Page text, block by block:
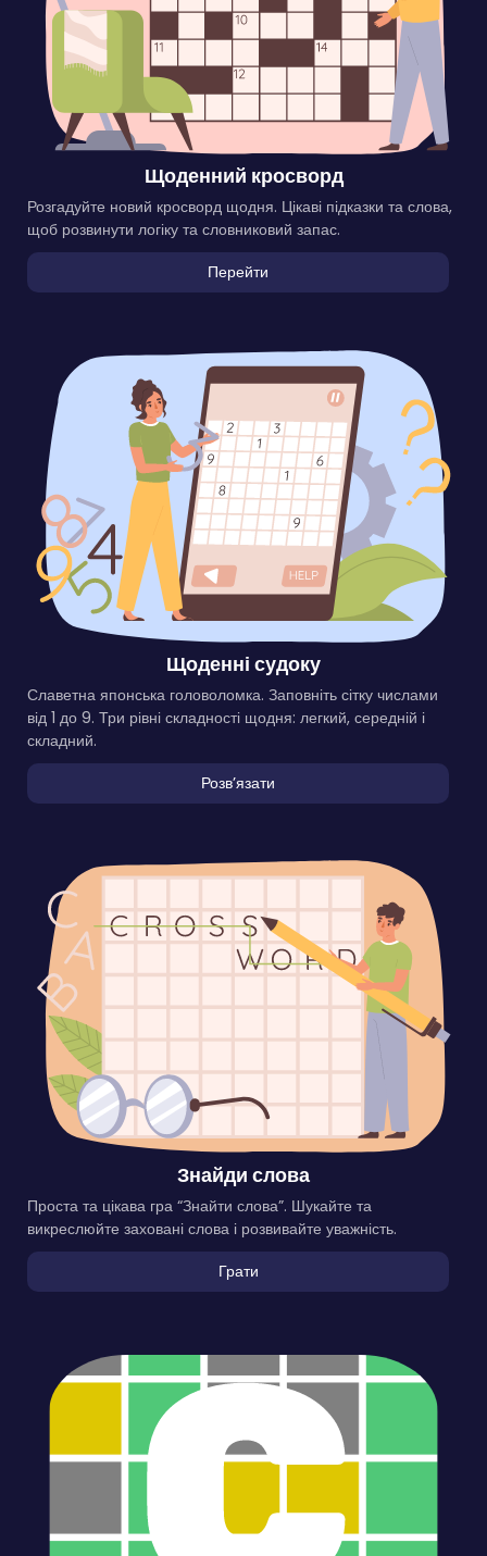
Щоденний кросворд
Розгадуйте новий кросворд щодня. Цікаві підказки та слова,
щоб розвинути логіку та словниковий запас.
Перейти
Щоденні судоку
Славетна японська головоломка. Заповніть сітку числами
від 1 до 9. Три рівні складності щодня: легкий, середній і
складний.
Розвʼязати
Знайди слова
Проста та цікава гра “Знайти слова”. Шукайте та
викреслюйте заховані слова і розвивайте уважність.
Грати